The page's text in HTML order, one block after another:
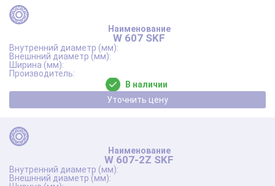
W 607 SKF
В наличии
Уточнить цену
W 607-2Z SKF